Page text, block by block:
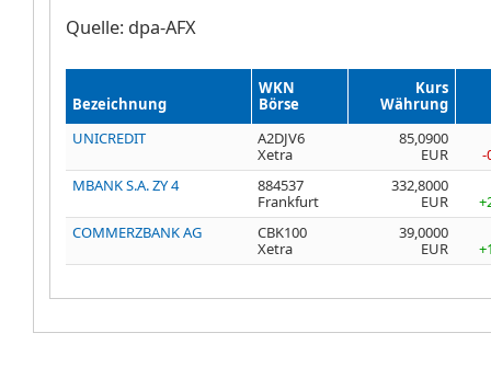
Quelle: dpa-AFX
Bezeichnung
WKN
Börse
Kurs
Währung
UNICREDIT
A2DJV6
Xetra
85,0900
EUR
-
MBANK S.A. ZY 4
884537
Frankfurt
332,8000
EUR
COMMERZBANK AG
CBK100
Xetra
39,0000
EUR